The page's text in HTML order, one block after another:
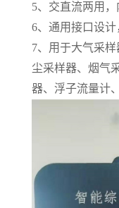
5、交直流两用
6、通用接口设
7、用于大气采
尘采样器、烟气
器、浮子流量计